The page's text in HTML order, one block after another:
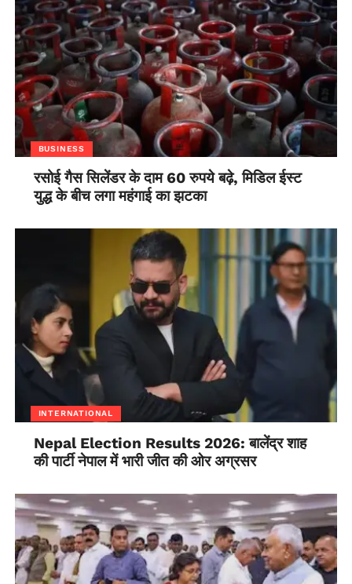
BUSINESS
रसोई गैस सिलेंडर के दाम 60 रुपये बढ़े, मिडिल ईस्ट
युद्ध के बीच लगा महंगाई का झटका
INTERNATIONAL
Nepal Election Results 2026: बालेंद्र शाह
की पार्टी नेपाल में भारी जीत की ओर अग्रसर